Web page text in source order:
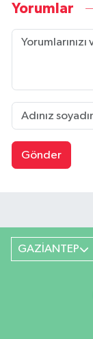
Yorumlar
Gönder
GAZİANTEP